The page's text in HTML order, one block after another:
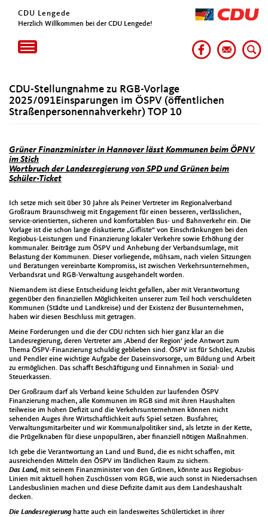
CDU Lengede
Herzlich Willkommen bei der CDU Lengede!
Toggle
navigation
CDU-Stellungnahme zu RGB-Vorlage
2025/091Einsparungen im ÖSPV (öffentlichen
Straßenpersonennahverkehr) TOP 10
Grüner Finanzminister in Hannover lässt Kommunen beim ÖPNV
im Stich
Wortbruch der Landesregierung von SPD und Grünen beim
Schüler-Ticket
Ich setze mich seit über 30 Jahre als Peiner Vertreter im Regionalverband
Großraum Braunschweig mit Engagement für einen besseren, verlässlichen,
service-orientierten, sicheren und komfortablen Bus- und Bahnverkehr ein. Die
Vorlage ist die schon lange diskutierte „Gifliste“ von Einschränkungen bei den
Regiobus-Leistungen und Finanzierung lokaler Verkehre sowie Erhöhung der
kommunaler. Beiträge zum ÖSPV und Anhebung der Verbandsumlage, mit
Belastung der Kommunen. Dieser vorliegende, mühsam, nach vielen Sitzungen
und Beratungen vereinbarte Kompromiss, ist zwischen Verkehrsunternehmen,
Verbandsrat und RGB-Verwaltung ausgehandelt worden.
Niemandem ist diese Entscheidung leicht gefallen, aber mit Verantwortung
gegenüber den finanziellen Möglichkeiten unserer zum Teil hoch verschuldeten
Kommunen (Städte und Landkreise) und der Existenz der Busunternehmen,
haben wir diesen Beschluss mit getragen.
Meine Forderungen und die der CDU richten sich hier ganz klar an die
Landesregierung, deren Vertreter am ‚Abend der Region‘ jede Antwort zum
Thema ÖSPV-Finanzierung schuldig geblieben sind. ÖSPV ist für Schüler, Azubis
und Pendler eine wichtige Aufgabe der Daseinsvorsorge, um Bildung und Arbeit
zu ermöglichen. Das schafft Beschäftigung und Einnahmen in Sozial- und
Steuerkassen.
Der Großraum darf als Verband keine Schulden zur laufenden ÖSPV
Finanzierung machen, alle Kommunen im RGB sind mit ihren Haushalten
teilweise im hohen Defizit und die Verkehrsunternehmen können nicht
sehenden Auges ihre Wirtschaftlichkeit aufs Spiel setzen. Busfahrer,
Verwaltungsmitarbeiter und wir Kommunalpolitiker sind, als letzte in der Kette,
die Prügelknaben für diese unpopulären, aber finanziell nötigen Maßnahmen.
Ich gebe die Verantwortung an Land und Bund, die es nicht schaffen, mit
ausreichenden Mitteln den ÖSPV im ländlichen Raum zu sichern.
Das Land, mit seinem Finanzminister von den Grünen, könnte aus Regiobus-
Linien mit aktuell hohen Zuschüssen vom RGB, wie auch sonst in Niedersachsen
Landesbuslinien machen und diese Defizite damit aus dem Landeshaushalt
decken.
Die Landesregierung hatte auch ein landesweites Schülerticket in ihrer